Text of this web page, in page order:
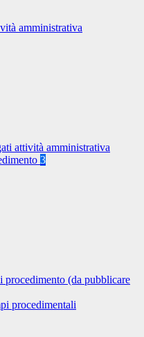
amministrativa
attività amministrativa
3
procedimento (da pubblicare
procedimentali